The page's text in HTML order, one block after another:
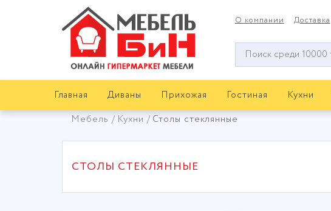
О компании Доставка
Окно
поиска
Главная Диваны Прихожая Гостиная Кухни
Мебель
Кухни Столы стеклянные
СТОЛЫ СТЕКЛЯННЫЕ